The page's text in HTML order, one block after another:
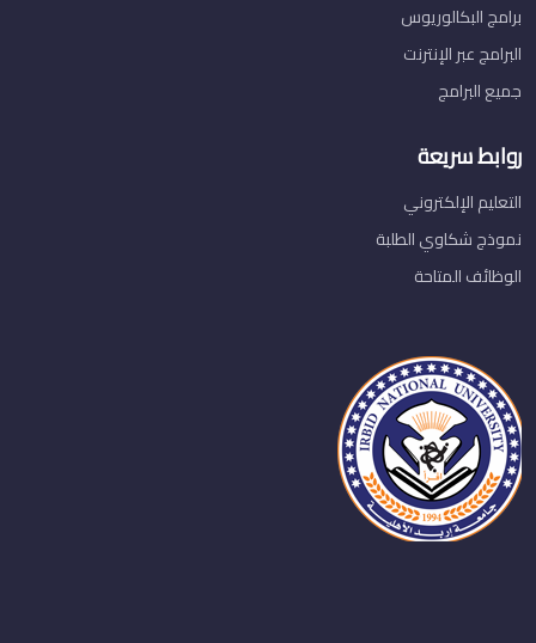
برامج البكالوريوس
البرامج عبر الإنترنت
جميع البرامج
روابط سريعة
التعليم الإلكتروني
نموذج شكاوي الطلبة
الوظائف المتاحة